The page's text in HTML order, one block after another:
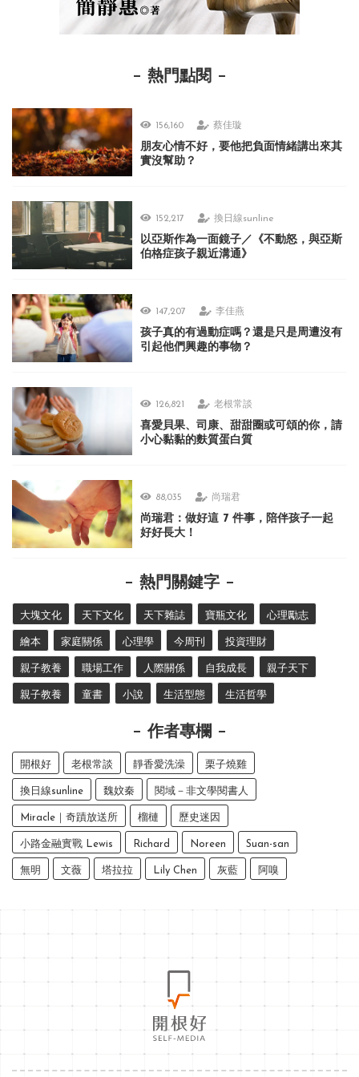
熱門點閱
156,160 蔡佳璇
朋友心情不好，要他把負面情緒講出來其
實沒幫助？
152,217 換日線sunline
以亞斯作為一面鏡子／《不動怒，與亞斯
伯格症孩子親近溝通》
147,207 李佳燕
孩子真的有過動症嗎？還是只是周遭沒有
引起他們興趣的事物？
126,821 老根常談
喜愛貝果、司康、甜甜圈或可頌的你，請
小心黏黏的麩質蛋白質
88,035 尚瑞君
尚瑞君：做好這 7 件事，陪伴孩子一起
好好長大！
熱門關鍵字
大塊文化 天下文化 天下雜誌 寶瓶文化 心理勵志
繪本 家庭關係 心理學 今周刊 投資理財
親子教養 職場工作 人際關係 自我成長 親子天下
親子教養 童書 小說 生活型態 生活哲學
作者專欄
開根好 老根常談 靜香愛洗澡 栗子燒雞
換日線sunline 魏妏秦 閱域－非文學閱書人
Miracle｜奇蹟放送所 榴槤 歷史迷因
小路金融實戰 Lewis Richard Noreen Suan-san
無明 文薇 塔拉拉 Lily Chen 灰藍 阿嗅